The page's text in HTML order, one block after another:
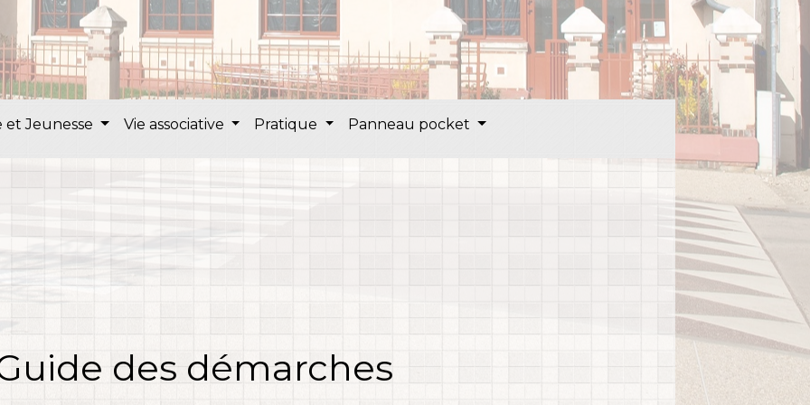
et Jeunesse Vie associative Pratique Panneau pocket
des démarches